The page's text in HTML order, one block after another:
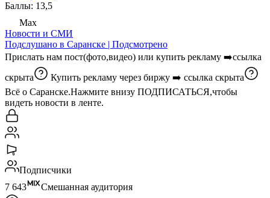
Баллы: 13,5
Max
Новости и СМИ
Подслушано в Саранске | Подсмотрено
Прислать нам пост(фото,видео) или купить рекламу ➡️ссылка
скрыта
Купить рекламу через биржу ➡️ ссылка скрыта
Всё о Саранске.Нажмите внизу ПОДПИСАТЬСЯ,чтобы
видеть новости в ленте.
Подписчики
7 643
Смешанная аудитория